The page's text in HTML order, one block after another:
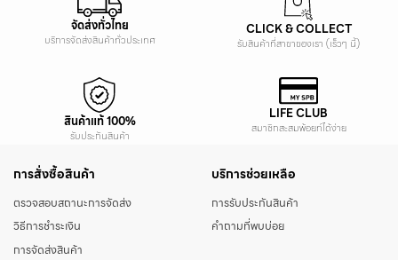
จัดส่งทั่วไทย
บริการจัดส่งสินค้าทั่วประเทศ
CLICK & COLLECT
รับสินค้าที่สาขาของเรา (เร็วๆ นี้)
สินค้าแท้ 100%
รับประกันสินค้า
LIFE CLUB
สมาชิกสะสมพ้อยท์ได้ง่าย
การสั่งซื้อสินค้า
ตรวจสอบสถานะการจัดส่ง
วิธีการชำระเงิน
การจัดส่งสินค้า
บริการช่วยเหลือ
การรับประกันสินค้า
คำถามที่พบบ่อย